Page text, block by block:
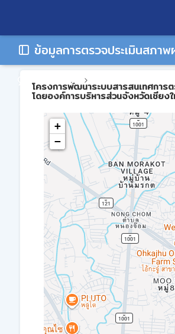
ข้อมูลการตรวจประเมินสภาพ
ติดต่อเรา
โครงการพัฒนาระบบสารสนเทศการ
โดยองค์การบริหารส่วนจังหวัดเชียง
+
−